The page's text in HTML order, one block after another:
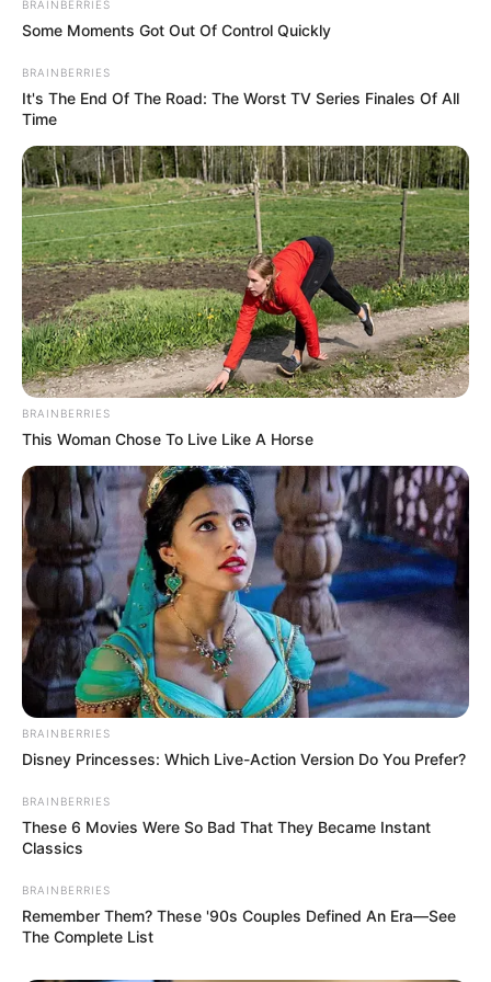
Entre eles, estão o Papai Noel e a rena, sua fiel
BRAINBERRIES
Some Moments Got Out Of Control Quickly
BRAINBERRIES
It's The End Of The Road: The Worst TV Series Finales Of All
Time
BRAINBERRIES
This Woman Chose To Live Like A Horse
BRAINBERRIES
Disney Princesses: Which Live-Action Version Do You Prefer?
BRAINBERRIES
These 6 Movies Were So Bad That They Became Instant
Classics
BRAINBERRIES
Remember Them? These '90s Couples Defined An Era—See
The Complete List